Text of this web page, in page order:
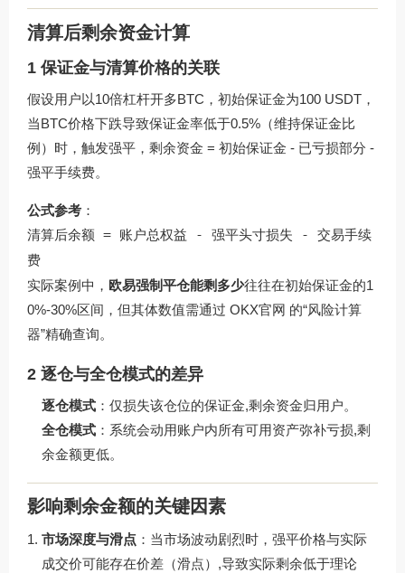
清算后剩余资金计算
1 保证金与清算价格的关联
假设用户以10倍杠杆开多BTC，初始保证金为100 USDT，
当BTC价格下跌导致保证金率低于0.5%（维持保证金比
例）时，触发强平，剩余资金 = 初始保证金 - 已亏损部分 -
强平手续费。
公式参考 ：
清算后余额 = 账户总权益 - 强平头寸损失 - 交易手续
费
实际案例中， 欧易强制平仓能剩多少往往在初始保证金的1
0%-30%区间，但其体数值需通过 OKX官网 的“风险计算
器”精确查询。
2 逐仓与全仓模式的差异
逐仓模式 ：仅损失该仓位的保证金,剩余资金归用户。
全仓模式 ：系统会动用账户内所有可用资产弥补亏损,剩
余金额更低。
影响剩余金额的关键因素
市场深度与滑点 ：当市场波动剧烈时，强平价格与实际
成交价可能存在价差（滑点）,导致实际剩余低于理论